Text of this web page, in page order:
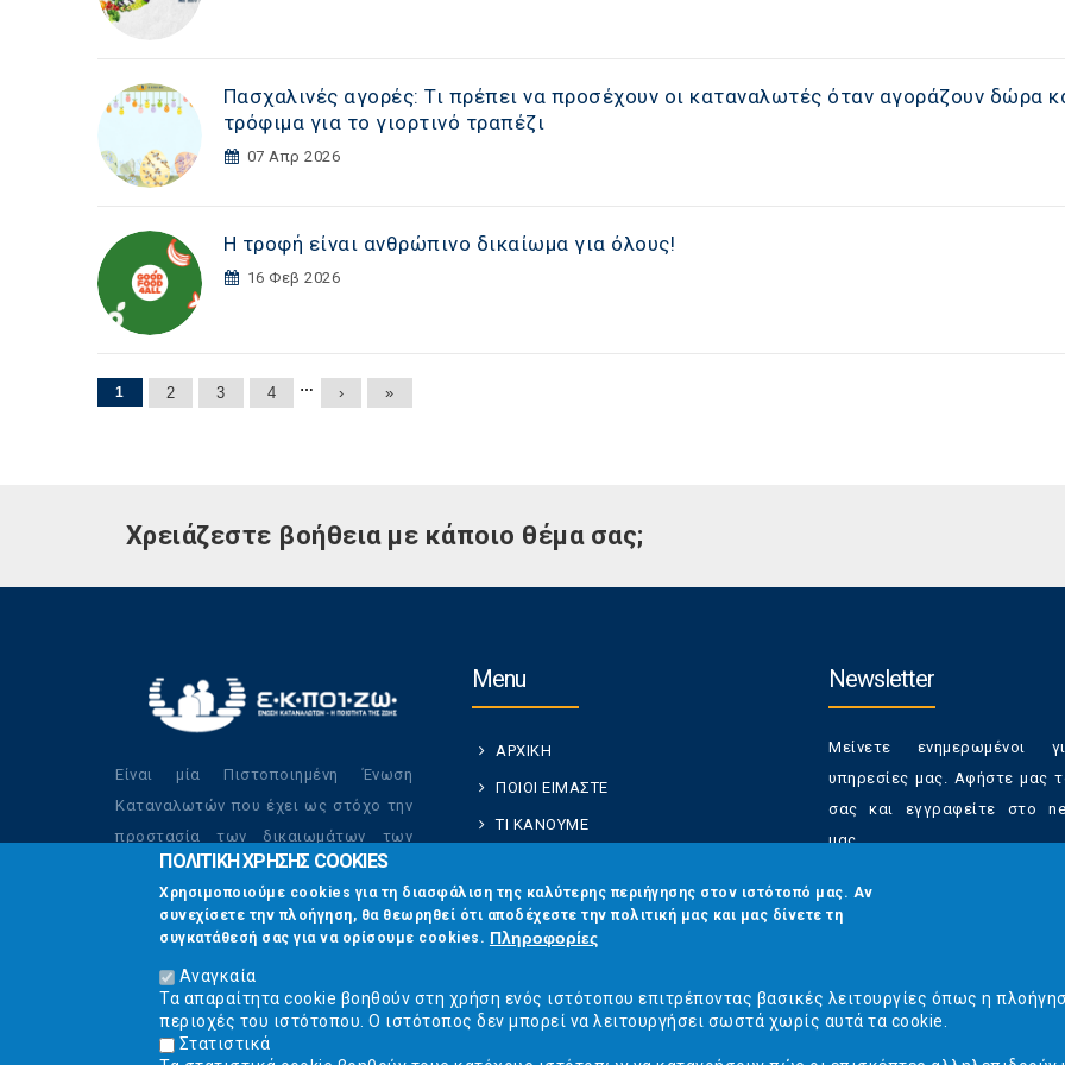
Πασχαλινές αγορές: Τι πρέπει να προσέχουν οι καταναλωτές όταν αγοράζουν δώρα
τρόφιμα για το γιορτινό τραπέζι
07 Απρ 2026
Η τροφή είναι ανθρώπινο δικαίωμα για όλους!
16 Φεβ 2026
Σελίδες
1 2 3 4 … › »
Χρειάζεστε βοήθεια με κάποιο θέμα σας;
Είναι μία Πιστοποιημένη Ένωση
Καταναλωτών που έχει ως στόχο την
προστασία των δικαιωμάτων των
καταναλωτών και την βελτίωση της
ποιότητας της ζωής τους.
Menu
ΑΡΧΙΚΗ
ΠΟΙΟΙ ΕΙΜΑΣΤΕ
ΤΙ ΚΑΝΟΥΜΕ
ΟΙ ΔΡΑΣΕΙΣ ΜΑΣ
ΕΠΙΚΟΙΝΩΝΙΑ
Newsletter
Μείνετε ενημερωμένοι
υπηρεσίες μας. Αφήστε μας
σας και εγγραφείτε στο
μας.
Έχετε τη δυνατότητα
από τα newsletters μας
Email*
ΠΟΛΙΤΙΚΗ ΧΡΗΣΗΣ COOKIES
Χρησιμοποιούμε cookies για τη διασφάλιση της καλύτερης περιήγησης στον ιστότοπό μας. Αν
συνεχίσετε την πλοήγηση, θα θεωρηθεί ότι αποδέχεστε την πολιτική μας και μας δίνετε τη
συγκατάθεσή σας για να ορίσουμε cookies. Πληροφορίες
Αναγκαία
Τα απαραίτητα cookie βοηθούν στη χρήση ενός ιστότοπου επιτρέποντας βασικές λειτουργίες όπως η
περιοχές του ιστότοπου. Ο ιστότοπος δεν μπορεί να λειτουργήσει σωστά χωρίς αυτά τα cookie.
Στατιστικά